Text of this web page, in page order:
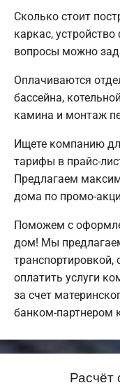
Сколько стоит
каркас,
вопросы можно
Оплачиваются
бассейна,
камина и монтаж
Ищете компанию
тарифы в прайс-
Предлагаем
дома по промо-
Поможем с
дом! Мы
оплатить услуги
за счет
банком-партнером
Расчёт